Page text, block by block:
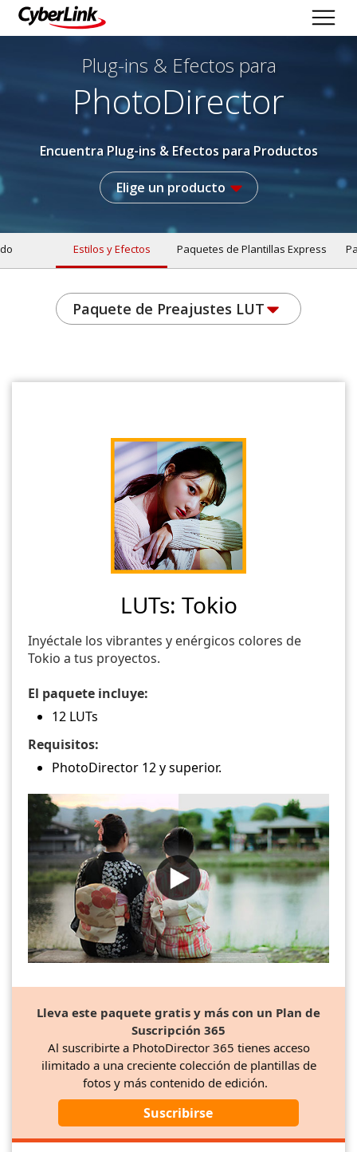
Plug-ins & Efectos para
PhotoDirector
Encuentra Plug-ins & Efectos para Productos
Elige un producto
Estilos y Efectos Paquetes de Plantillas Express
Paquete de Preajustes LUT
LUTs: Tokio
Inyéctale los vibrantes y enérgicos colores de
Tokio a tus proyectos.
El paquete incluye:
12 LUTs
Requisitos:
PhotoDirector 12 y superior.
Lleva este paquete gratis y más con un Plan de
Suscripción 365
Al suscribirte a PhotoDirector 365 tienes acceso
ilimitado a una creciente colección de plantillas de
fotos y más contenido de edición.
Suscribirse